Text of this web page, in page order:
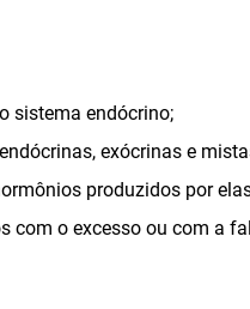
sistema endócrino;
exócrinas e
produzidos por
com o excesso ou com a